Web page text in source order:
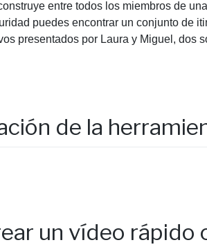
entre todos los miembros de
puedes encontrar un conjunto de
presentados por Laura y Miguel,
de la
un vídeo rápido